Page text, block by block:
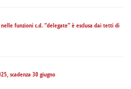
funzioni c.d. “delegate” è esclusa dai tetti di
scadenza 30 giugno